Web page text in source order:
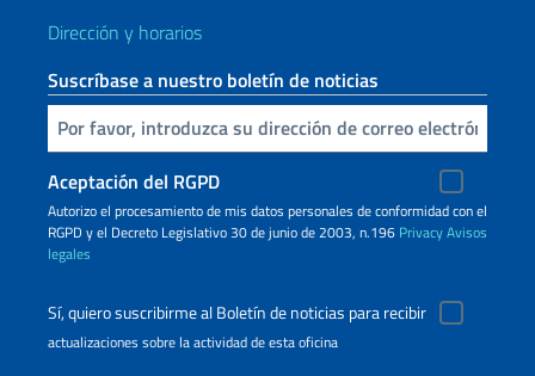
Dirección y horarios
Suscríbase a nuestro boletín de noticias
Inserta tu correo electronico
Aceptación del RGPD
Autorizo ​​el procesamiento de mis datos personales de conformidad con el
RGPD y el Decreto Legislativo 30 de junio de 2003, n.196 PrivacyAvisos
legales
Sí, quiero suscribirme al Boletín de noticias para recibir
actualizaciones sobre la actividad de esta oficina